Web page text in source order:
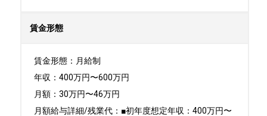
賃金形態
賃金形態：月給制
年収：400万円〜600万円
月額：30万円〜46万円
月額給与詳細/残業代：■初年度想定年収：400万円〜